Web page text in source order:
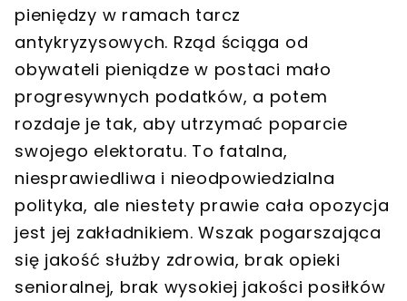
pieniędzy w ramach tarcz
antykryzysowych. Rząd ściąga od
obywateli pieniądze w postaci mało
progresywnych podatków, a potem
rozdaje je tak, aby utrzymać poparcie
swojego elektoratu. To fatalna,
niesprawiedliwa i nieodpowiedzialna
polityka, ale niestety prawie cała opozycja
jest jej zakładnikiem. Wszak pogarszająca
się jakość służby zdrowia, brak opieki
senioralnej, brak wysokiej jakości posiłków